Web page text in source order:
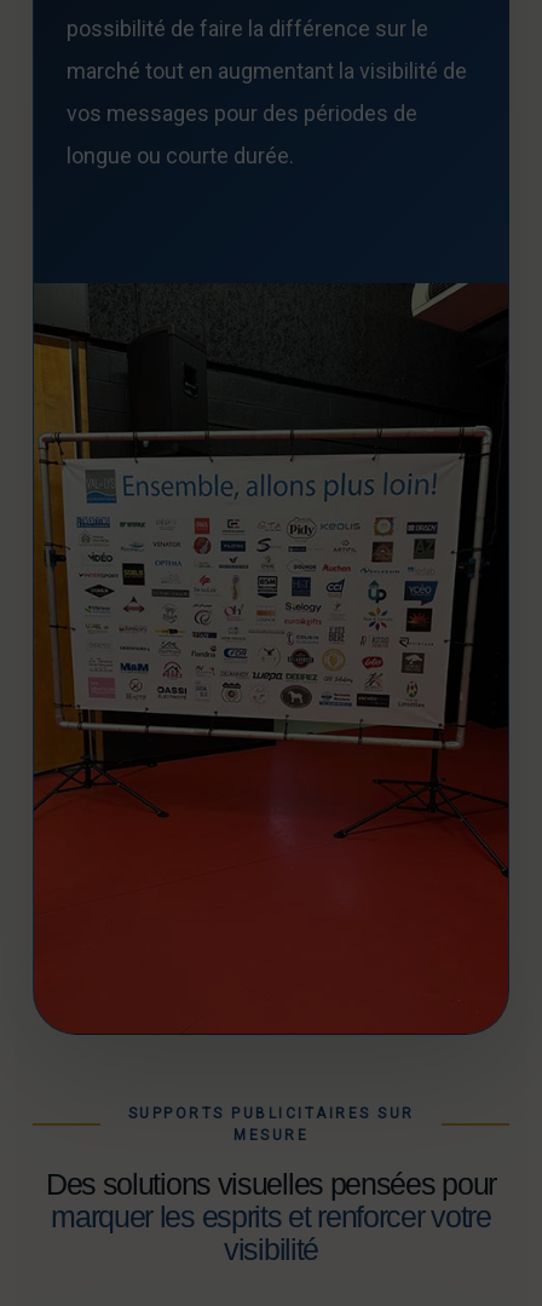
possibilité de faire la différence sur le
marché tout en augmentant la visibilité de
vos messages pour des périodes de
longue ou courte durée.
SUPPORTS PUBLICITAIRES SUR
MESURE
Des solutions visuelles pensées pour
marquer les esprits et renforcer votre
visibilité